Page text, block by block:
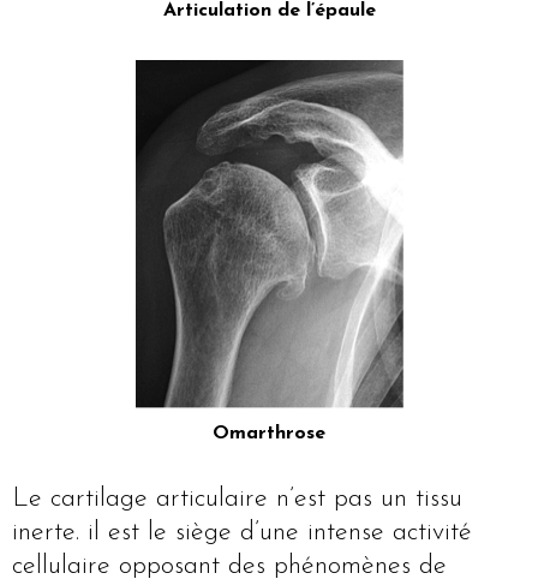
Articulation de l’épaule
Omarthrose
Le cartilage articulaire n’est pas un tissu
inerte. il est le siège d’une intense activité
cellulaire opposant des phénomènes de